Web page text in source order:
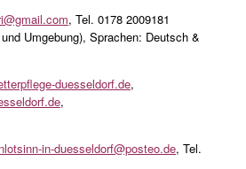
, Tel. 0178 2009181
Umgebung), Sprachen: Deutsch &
duesseldorf.de,
,
in-duesseldorf@posteo.de, Tel.